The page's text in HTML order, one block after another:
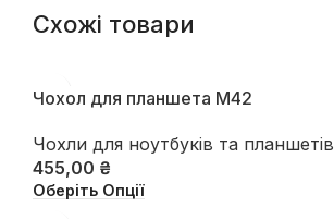
Схожі товари
Чохол для планшета М42
Чохли для ноутбуків та планшетів
455,00 ₴
Оберіть Опції